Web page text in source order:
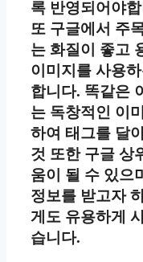
록 반영되어야
또 구글에서 주
는 화질이 좋고
이미지를 사용
합니다. 똑같은
는 독창적인 이
하여 태그를 달
것 또한 구글 상
움이 될 수 있으
정보를 받고자
게도 유용하게
습니다.